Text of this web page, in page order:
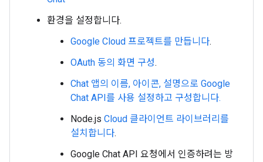
환경을 설정합니다.
Google Cloud 프로젝트를 만듭니다.
OAuth 동의 화면 구성.
Chat 앱의 이름, 아이콘, 설명으로 Google
Chat API를 사용 설정하고 구성합니다.
Node.js Cloud 클라이언트 라이브러리를
설치합니다.
Google Chat API 요청에서 인증하려는 방